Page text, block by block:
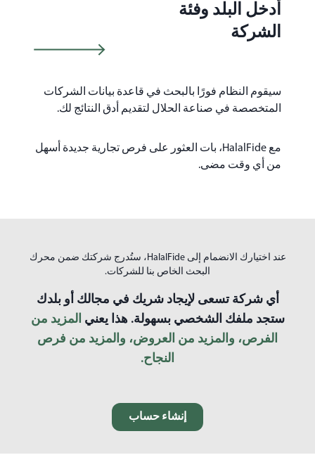
أدخل البلد وفئة
الشركة
سيقوم النظام فورًا بالبحث في قاعدة بيانات الشركات
المتخصصة في صناعة الحلال لتقديم أدق النتائج لك.
مع HalalFide‏، بات العثور على فرص تجارية جديدة أسهل
من أي وقت مضى.
عند اختيارك الانضمام إلى HalalFide‏، ستُدرج شركتك ضمن محرك
البحث الخاص بنا للشركات.
أي شركة تسعى لإيجاد شريك في مجالك أو بلدك
ستجد ملفك الشخصي بسهولة. هذا يعني المزيد من
الفرص، والمزيد من العروض، والمزيد من فرص
النجاح.
إنشاء حساب